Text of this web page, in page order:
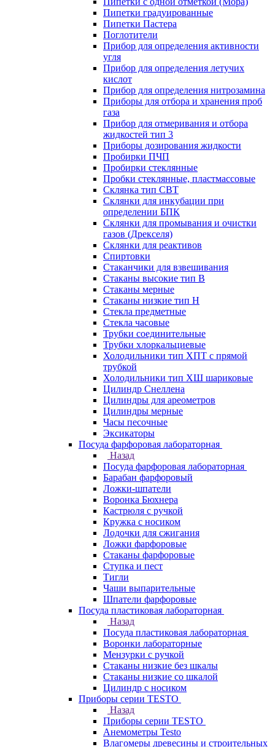
Пипетки градуированные
Пипетки Пастера
Поглотители
Прибор для определения активности
угля
Прибор для определения летучих
кислот
Прибор для определения нитрозамина
Приборы для отбора и хранения проб
газа
Прибор для отмеривания и отбора
жидкостей тип 3
Приборы дозирования жидкости
Пробирки ПЧП
Пробирки стеклянные
Пробки стеклянные, пластмассовые
Склянка тип СВТ
Склянки для инкубации при
определении БПК
Склянки для промывания и очистки
газов (Дрекселя)
Склянки для реактивов
Спиртовки
Стаканчики для взвешивания
Стаканы высокие тип В
Стаканы мерные
Стаканы низкие тип Н
Стекла предметные
Стекла часовые
Трубки соединительные
Трубки хлоркальциевые
Холодильники тип ХПТ с прямой
трубкой
Холодильники тип ХШ шариковые
Цилиндр Снеллена
Цилиндры для ареометров
Цилиндры мерные
Часы песочные
Эксикаторы
Посуда фарфоровая лабораторная
Назад
Посуда фарфоровая лабораторная
Барабан фарфоровый
Ложки-шпатели
Воронка Бюхнера
Кастрюля с ручкой
Кружка с носиком
Лодочки для сжигания
Ложки фарфоровые
Стаканы фарфоровые
Ступка и пест
Тигли
Чаши выпарительные
Шпатели фарфоровые
Посуда пластиковая лабораторная
Назад
Посуда пластиковая лабораторная
Воронки лабораторные
Мензурки с ручкой
Стаканы низкие без шкалы
Стаканы низкие со шкалой
Цилиндр с носиком
Приборы серии TESTO
Назад
Приборы серии TESTO
Анемометры Testo
Влагомеры древесины и строительных